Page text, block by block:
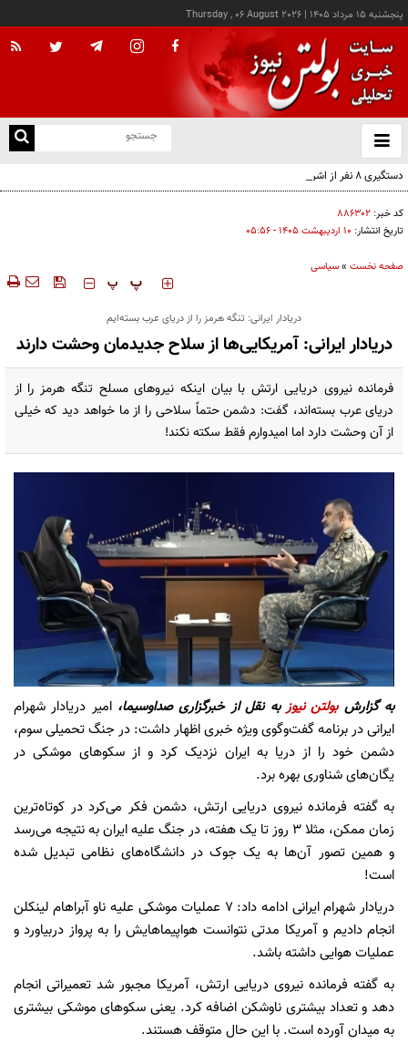
پنجشنبه ۱۵ مرداد ۱۴۰۵ |
Thursday , 06 August 2026
باز
و
دستگیری ۸ نفر از اشرار مسلح شاخص و مرتبطین گروهک‌های تروریستی
کد خبر: ۸۸۶۳۰۲
تاریخ انتشار: ۱۰ ارديبهشت ۱۴۰۵ - ۰۵:۵۶
صفحه نخست »سیاسی
‍‍‍ پ پ
دریادار ایرانی: تنگه هرمز را از دریای عرب بسته‌ایم
دریادار ایرانی: آمریکایی‌ها از سلاح جدیدمان وحشت دارند
فرمانده نیروی دریایی ارتش با بیان اینکه نیروهای مسلح تنگه هرمز را از
دریای عرب بسته‌اند، گفت: دشمن حتماً سلاحی را از ما خواهد دید که خیلی
از آن وحشت دارد اما امیدوارم فقط سکته نکند!
به گزارشبولتن نیوزبه نقل ازخبرگزاری صداوسیما،امیر دریادار شهرام
ایرانی در برنامه گفت‌وگوی ویژه خبری اظهار داشت: در جنگ تحمیلی سوم،
دشمن خود را از دریا به ایران نزدیک کرد و از سکوهای موشکی در
یگان‌های شناوری بهره برد.
به گفته فرمانده نیروی دریایی ارتش، دشمن فکر می‌کرد در کوتاه‌ترین
زمان ممکن، مثلا ۳ روز تا یک هفته، در جنگ علیه ایران به نتیجه می‌رسد
و همین تصور آن‌ها به یک جوک در دانشگاه‌های نظامی تبدیل شده
است!
دریادار شهرام ایرانی ادامه داد: ۷ عملیات موشکی علیه ناو آبراهام لینکلن
انجام دادیم و آمریکا مدتی نتوانست هواپیماهایش را به پرواز دربیاورد و
عملیات هوایی داشته باشد.
به گفته فرمانده نیروی دریایی ارتش، آمریکا مجبور شد تعمیراتی انجام
دهد و تعداد بیشتری ناوشکن اضافه کرد. یعنی سکوهای موشکی بیشتری
به میدان آورده است. با این حال متوقف هستند.